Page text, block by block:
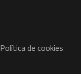
Política de cookies